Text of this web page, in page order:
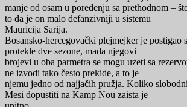
manje od osam u poređenju sa prethodnom –
to da je on malo defanzivniji u sistemu
Mauricija Sarija.
Bosansko-hercegovački plejmejker je postigao
protekle dve sezone, mada njegovi
brojevi u oba parmetra se mogu uzeti sa
ne izvodi tako često prekide, a to je
njemu jedno od najjačih pružja. Koliko
Mesi dopustiti na Kamp Nou zaista je